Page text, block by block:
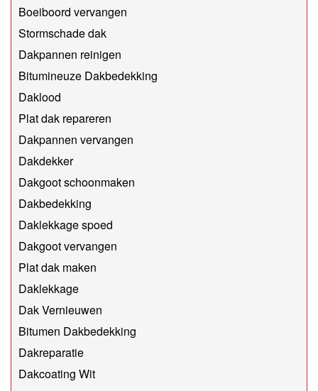
Boeiboord vervangen
Stormschade dak
Dakpannen reinigen
Bitumineuze Dakbedekking
Daklood
Plat dak repareren
Dakpannen vervangen
Dakdekker
Dakgoot schoonmaken
Dakbedekking
Daklekkage spoed
Dakgoot vervangen
Plat dak maken
Daklekkage
Dak Vernieuwen
Bitumen Dakbedekking
Dakreparatie
Dakcoating Wit